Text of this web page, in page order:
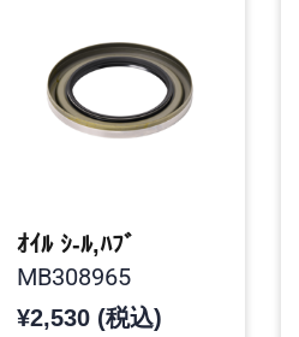
ｵｲﾙ ｼ-ﾙ,ﾊﾌﾞ
MB308965
¥2,530 (税込)